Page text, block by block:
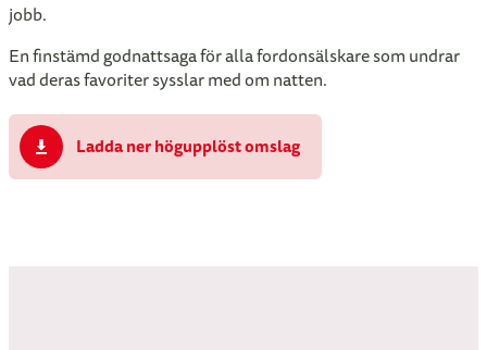
jobb.
En finstämd godnattsaga för alla fordonsälskare som undrar
vad deras favoriter sysslar med om natten.
Ladda ner högupplöst omslag